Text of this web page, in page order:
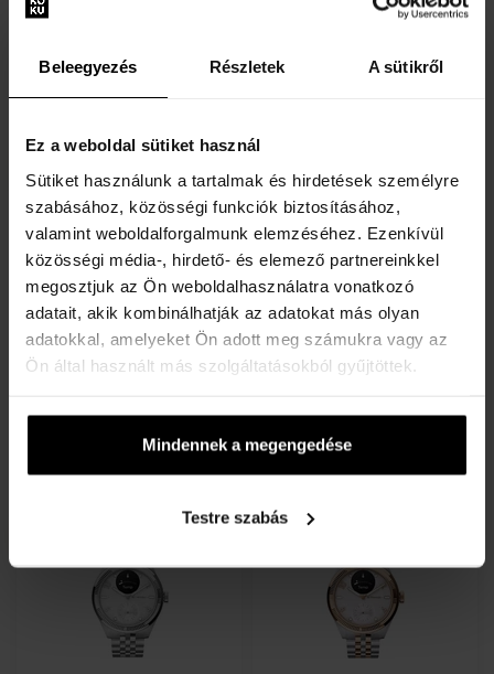
Beleegyezés Részletek A sütikről
Ez a weboldal sütiket használ
Sütiket használunk a tartalmak és hirdetések személyre
szabásához, közösségi funkciók biztosításához,
valamint weboldalforgalmunk elemzéséhez. Ezenkívül
közösségi média-, hirdető- és elemező partnereinkkel
megosztjuk az Ön weboldalhasználatra vonatkozó
adatait, akik kombinálhatják az adatokat más olyan
adatokkal, amelyeket Ön adott meg számukra vagy az
Ön által használt más szolgáltatásokból gyűjtöttek.
Mindennek a megengedése
Testre szabás
Okosórák - Unisex Okosórák - Unisex
Withings HWA10-model 9-
All-Int ScanWatch Nova
Black 43mm 10ATM
Elküldjük 12.08.
255955 Ft
Withings HWA10-model 6-
All-In ScanWatch 2 rosé
gold blue 38 mm 5ATM
Okosórák - Unisex
Elküldjük 12.08.
149300 Ft